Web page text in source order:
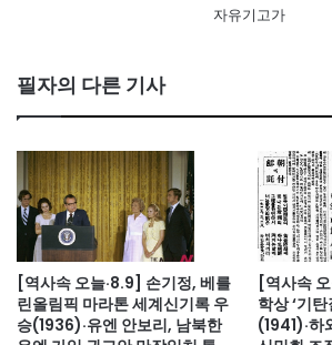
자유기고가
필자의 다른 기사
[역사속 오늘·8.9] 손기정, 베를
린올림픽 마라톤 세계신기록 우
승(1936)·유엔 안보리, 남북한
[역사속
학상 ‘기
(1941)·하